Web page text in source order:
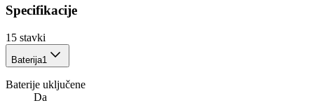
Specifikacije
15 stavki
Baterija1
Baterije uključene
Da